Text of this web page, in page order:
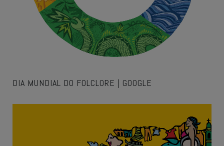
DIA MUNDIAL DO FOLCLORE | GOOGLE